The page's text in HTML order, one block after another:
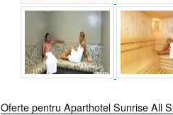
Oferte pentru Aparthotel Sunrise All